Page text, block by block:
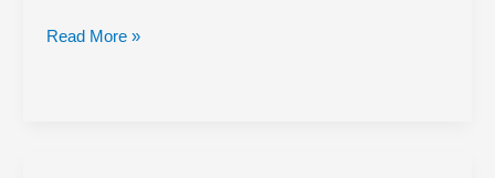
Planificação
Read More »